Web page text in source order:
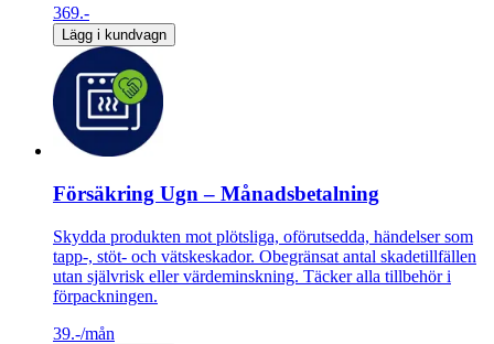
369.-
Lägg i kundvagn
Försäkring Ugn – Månadsbetalning
Skydda produkten mot plötsliga, oförutsedda, händelser som
tapp-, stöt- och vätskeskador. Obegränsat antal skadetillfällen
utan självrisk eller värdeminskning. Täcker alla tillbehör i
förpackningen.
39.-/mån